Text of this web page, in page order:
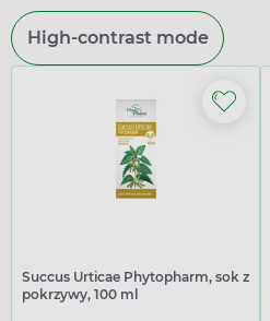
High-contrast mode
Succus Urticae Phytopharm, sok z
pokrzywy, 100 ml